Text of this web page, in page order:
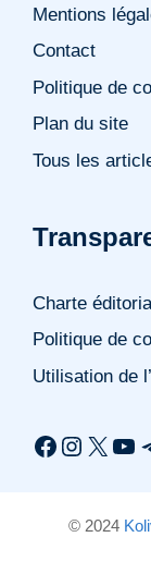
Mentions
Contact
Politique de
Plan du site
Tous les
Charte
Politique de
Utilisation de
Facebook
X
© 2024